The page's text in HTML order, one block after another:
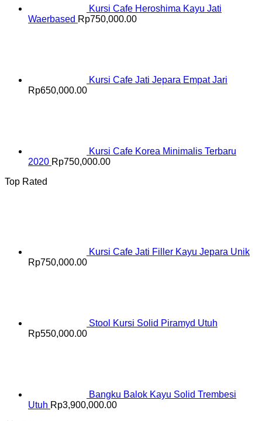
Kursi Cafe Heroshima Kayu Jati
Waerbased Rp750,000.00
Kursi Cafe Jati Jepara Empat Jari
Rp650,000.00
Kursi Cafe Korea Minimalis Terbaru
2020 Rp750,000.00
Top Rated
Kursi Cafe Jati Filler Kayu Jepara Unik
Rp750,000.00
Stool Kursi Solid Piramyd Utuh
Rp550,000.00
Bangku Balok Kayu Solid Trembesi
Utuh Rp3,900,000.00